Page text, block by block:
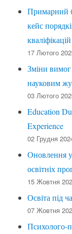
Примарний
кейс
кваліфікацій
17 Лютого
Зміни
науковим
03 Лютого
Education
Experience
02 Грудня
Оновлення
освітніх
15 Жовтня
Освіта під
07 Жовтня
Психолого-